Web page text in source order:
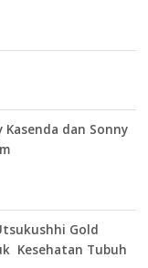
Kasenda dan Sonny
Gold
Kesehatan Tubuh